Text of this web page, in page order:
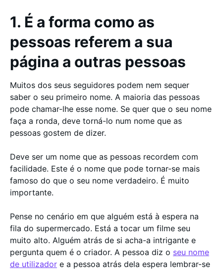
1. É a forma como as
pessoas referem a sua
página a outras pessoas
Muitos dos seus seguidores podem nem sequer
saber o seu primeiro nome. A maioria das pessoas
pode chamar-lhe esse nome. Se quer que o seu nome
faça a ronda, deve torná-lo num nome que as
pessoas gostem de dizer.
Deve ser um nome que as pessoas recordem com
facilidade. Este é o nome que pode tornar-se mais
famoso do que o seu nome verdadeiro. É muito
importante.
Pense no cenário em que alguém está à espera na
fila do supermercado. Está a tocar um filme seu
muito alto. Alguém atrás de si acha-a intrigante e
pergunta quem é o criador. A pessoa diz o seu nome
de utilizador e a pessoa atrás dela espera lembrar-se